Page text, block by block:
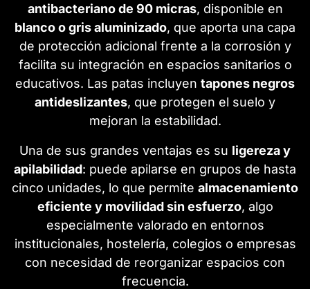
antibacteriano de 90 micras, disponible en
blanco o gris aluminizado, que aporta una capa
de protección adicional frente a la corrosión y
facilita su integración en espacios sanitarios o
educativos. Las patas incluyen tapones negros
antideslizantes, que protegen el suelo y
mejoran la estabilidad.
Una de sus grandes ventajas es su ligereza y
apilabilidad: puede apilarse en grupos de hasta
cinco unidades, lo que permite almacenamiento
eficiente y movilidad sin esfuerzo, algo
especialmente valorado en entornos
institucionales, hostelería, colegios o empresas
con necesidad de reorganizar espacios con
frecuencia.